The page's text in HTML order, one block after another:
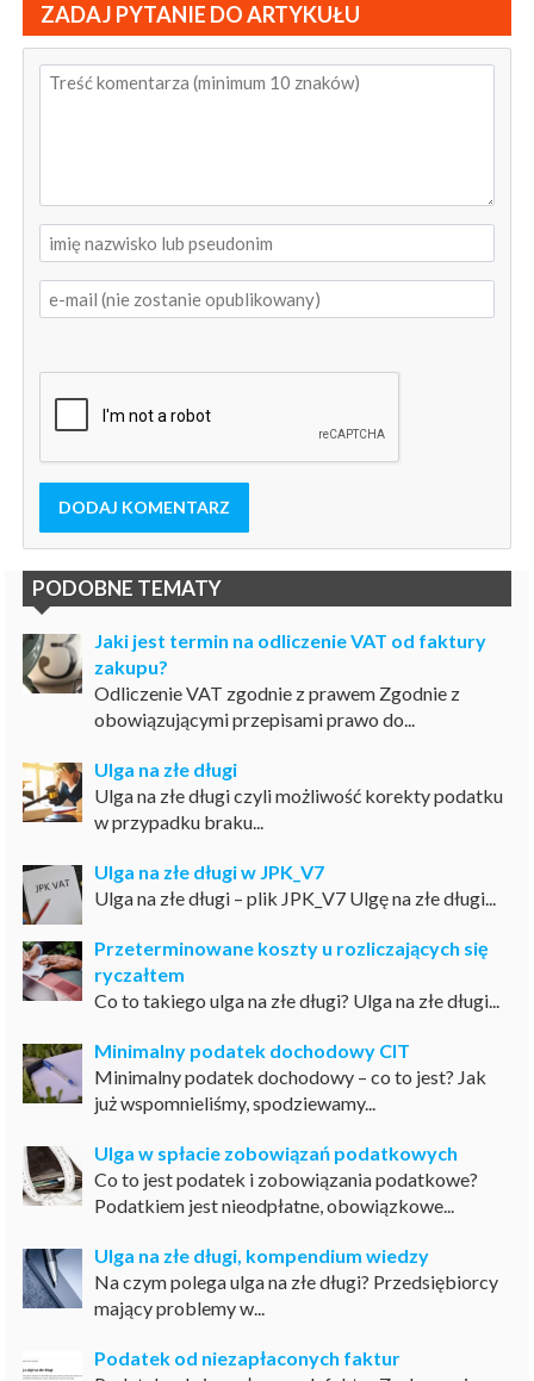
ZADAJ PYTANIE DO ARTYKUŁU
DODAJ KOMENTARZ
PODOBNE TEMATY
Jaki jest termin na odliczenie VAT od faktury
zakupu?
Odliczenie VAT zgodnie z prawem Zgodnie z
obowiązującymi przepisami prawo do...
Ulga na złe długi
Ulga na złe długi czyli możliwość korekty podatku
w przypadku braku...
Ulga na złe długi w JPK_V7
Ulga na złe długi – plik JPK_V7 Ulgę na złe długi...
Przeterminowane koszty u rozliczających się
ryczałtem
Co to takiego ulga na złe długi? Ulga na złe długi...
Minimalny podatek dochodowy CIT
Minimalny podatek dochodowy – co to jest? Jak
już wspomnieliśmy, spodziewamy...
Ulga w spłacie zobowiązań podatkowych
Co to jest podatek i zobowiązania podatkowe?
Podatkiem jest nieodpłatne, obowiązkowe...
Ulga na złe długi, kompendium wiedzy
Na czym polega ulga na złe długi? Przedsiębiorcy
mający problemy w...
Podatek od niezapłaconych faktur